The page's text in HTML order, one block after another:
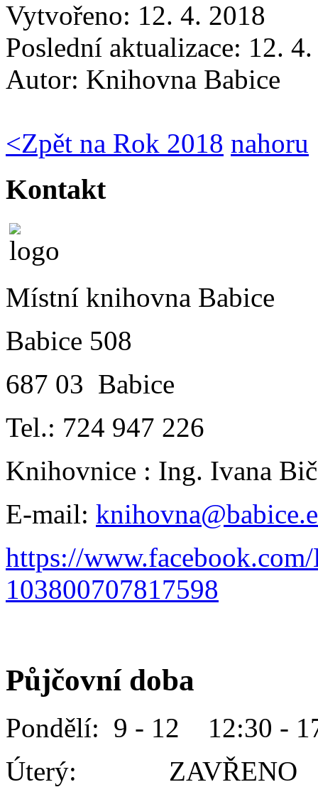
Vytvořeno: 12. 4. 2018
Poslední aktualizace: 12.
Autor: Knihovna Babice
<Zpět na Rok 2018 nahoru
Kontakt
Místní knihovna Babice
Babice 508
687 03 Babice
Tel.: 724 947 226
Knihovnice : Ing. Ivana
E-mail:
https://
103800707817598
Půjčovní doba
Pondělí: 9 - 12 12:30 -
Úterý: ZAVŘENO